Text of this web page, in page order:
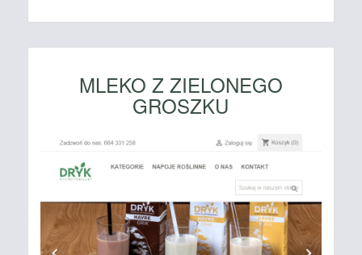
MLEKO Z ZIELONEGO
GROSZKU